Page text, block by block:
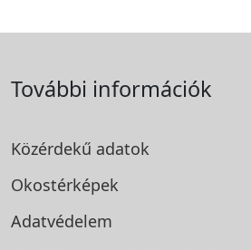
További információk
Közérdekű adatok
Okostérképek
Adatvédelem